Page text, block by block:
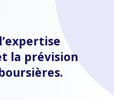
la prévision